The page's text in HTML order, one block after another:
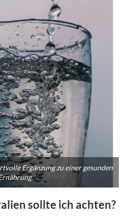
Ergänzung zu einer gesunden
sollte ich achten?